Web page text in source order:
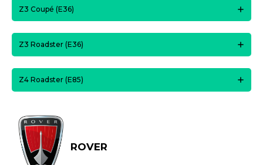
Z3 Coupé (E36)
Z3 Roadster (E36)
Z4 Roadster (E85)
ROVER